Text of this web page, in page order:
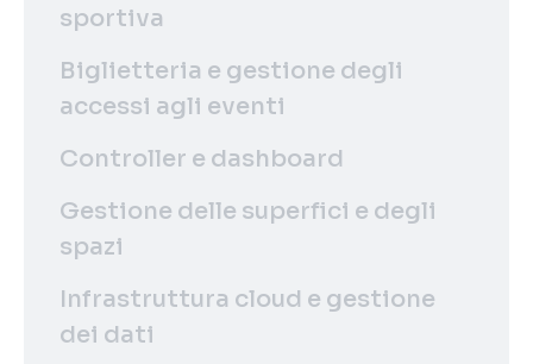
sportiva
Biglietteria e gestione degli
accessi agli eventi
Controller e dashboard
Gestione delle superfici e degli
spazi
Infrastruttura cloud e gestione
dei dati